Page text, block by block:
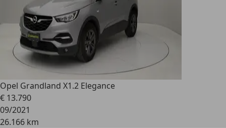
Opel Grandland X1.2 Elegance
€ 13.790
09/2021
26.166 km